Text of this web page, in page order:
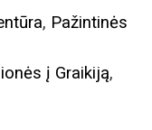
, Pažintinės
į Graikiją,